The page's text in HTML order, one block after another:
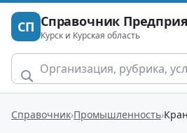
СП Справочник
Курск и Курская область
Справочник Промышленность